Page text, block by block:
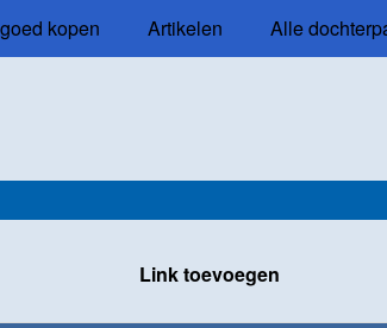
kopen Artikelen Alle
Link toevoegen